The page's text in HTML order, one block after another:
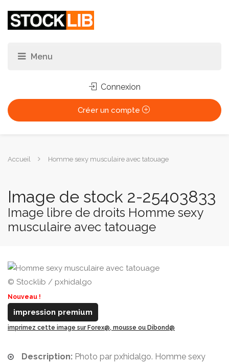
Connexion
Créer un compte
Vous
Accueil Homme sexy musculaire avec tatouage
Image de stock 2-25403833
Image libre de droits Homme sexy
musculaire avec tatouage
© Stocklib / pxhidalgo
Nouveau !
impression premium
imprimez cette image sur Forex@, mousse ou Dibond@
Description: Photo par pxhidalgo. Homme sexy